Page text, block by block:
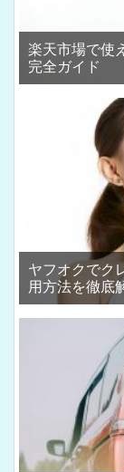
楽天市場で使
完全ガイド
ヤフオクでク
用方法を徹底